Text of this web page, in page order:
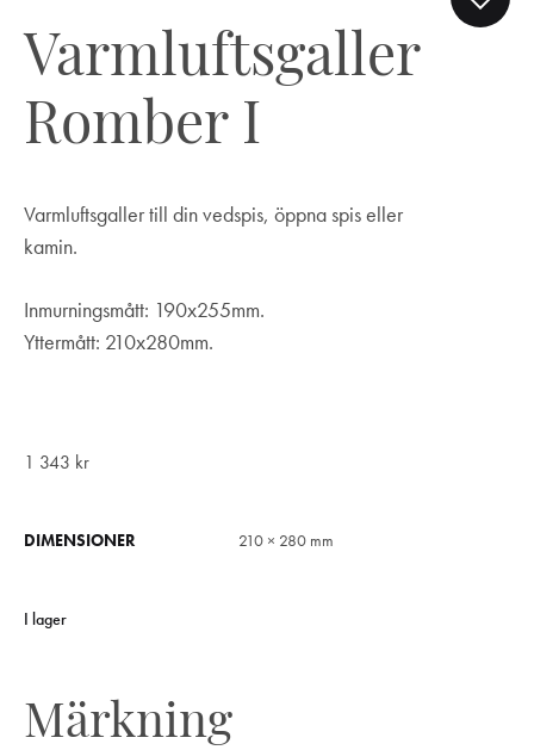
Varmluftsgaller
Romber I
Varmluftsgaller till din vedspis, öppna spis eller
kamin.
Inmurningsmått: 190x255mm.
Yttermått: 210x280mm.
1 343 kr
DIMENSIONER 210 × 280 mm
I lager
Märkning